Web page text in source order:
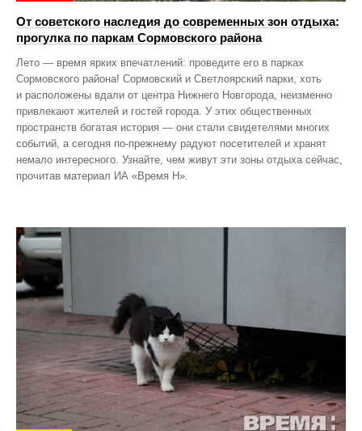
От советского наследия до современных зон отдыха:
прогулка по паркам Сормовского района
Лето — время ярких впечатлений: проведите его в парках
Сормовского района! Сормовский и Светлоярский парки, хоть
и расположены вдали от центра Нижнего Новгорода, неизменно
привлекают жителей и гостей города. У этих общественных
пространств богатая история — они стали свидетелями многих
событий, а сегодня по‑прежнему радуют посетителей и хранят
немало интересного. Узнайте, чем живут эти зоны отдыха сейчас,
прочитав материал ИА «Время Н».